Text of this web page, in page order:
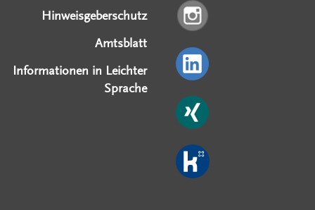
Hinweisgeberschutz
Amtsblatt
Informationen in Leichter
Sprache